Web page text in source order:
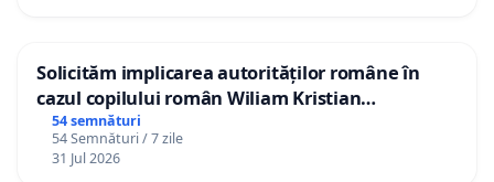
Solicităm implicarea autorităților române în
cazul copilului român Wiliam Kristian
Gheorghe, aflat în plasament în Danemarca de
12 ani
54 semnături
54 Semnături / 7 zile
31 Jul 2026